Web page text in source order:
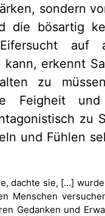
sondern
die bösartig
auf
erkennt
zu
Feigheit
zu
und Fühlen
dachte sie, […]
Menschen
Gedanken und